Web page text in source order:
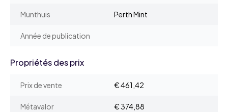
Munthuis Perth Mint
Année de publication
Propriétés des prix
Prix de vente € 461,42
Métavalor € 374,88